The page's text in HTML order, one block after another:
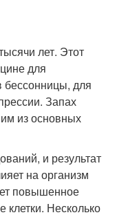
лет. Этот
для
бессонницы, для
Запах
из основных
и результат
на организм
повышенное
клетки. Несколько